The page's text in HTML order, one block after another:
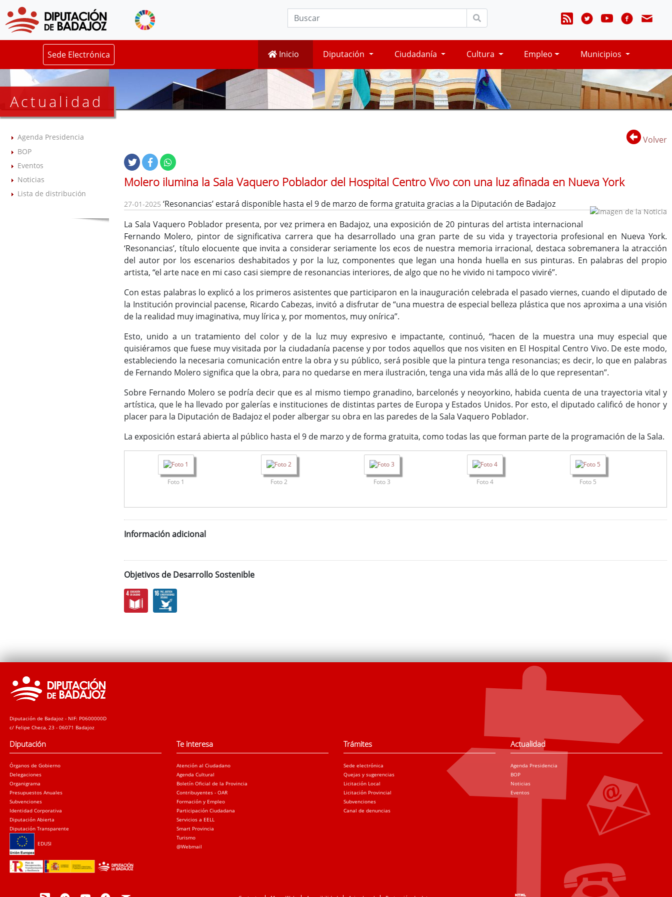
Sede Electrónica Inicio Diputación Ciudadanía Cultura Empleo Municipios
Actualidad
Agenda Presidencia
BOP
Eventos
Noticias
Lista de distribución
Volver
Molero ilumina la Sala Vaquero Poblador del Hospital Centro Vivo con una luz afinada en Nueva York
27-01-2025 ‘Resonancias’ estará disponible hasta el 9 de marzo de forma gratuita gracias a la Diputación de Badajoz
La Sala Vaquero Poblador presenta, por vez primera en Badajoz, una exposición de 20 pinturas del artista internacional
Fernando Molero, pintor de significativa carrera que ha desarrollado una gran parte de su vida y trayectoria profesional en Nueva York.
‘Resonancias’, título elocuente que invita a considerar seriamente los ecos de nuestra memoria irracional, destaca sobremanera la atracción
del autor por los escenarios deshabitados y por la luz, componentes que legan una honda huella en sus pinturas. En palabras del propio
artista, “el arte nace en mi caso casi siempre de resonancias interiores, de algo que no he vivido ni tampoco viviré”.
Con estas palabras lo explicó a los primeros asistentes que participaron en la inauguración celebrada el pasado viernes, cuando el diputado de
la Institución provincial pacense, Ricardo Cabezas, invitó a disfrutar de “una muestra de especial belleza plástica que nos aproxima a una visión
de la realidad muy imaginativa, muy lírica y, por momentos, muy onírica”.
Esto, unido a un tratamiento del color y de la luz muy expresivo e impactante, continuó, “hacen de la muestra una muy especial que
quisiéramos que fuese muy visitada por la ciudadanía pacense y por todos aquellos que nos visiten en El Hospital Centro Vivo. De este modo,
estableciendo la necesaria comunicación entre la obra y su público, será posible que la pintura tenga resonancias; es decir, lo que en palabras
de Fernando Molero significa que la obra, para no quedarse en mera ilustración, tenga una vida más allá de lo que representan”.
Sobre Fernando Molero se podría decir que es al mismo tiempo granadino, barcelonés y neoyorkino, habida cuenta de una trayectoria vital y
artística, que le ha llevado por galerías e instituciones de distintas partes de Europa y Estados Unidos. Por esto, el diputado calificó de honor y
placer para la Diputación de Badajoz el poder albergar su obra en las paredes de la Sala Vaquero Poblador.
La exposición estará abierta al público hasta el 9 de marzo y de forma gratuita, como todas las que forman parte de la programación de la Sala.
Foto 1 Foto 2 Foto 3 Foto 4 Foto 5
Información adicional
Objetivos de Desarrollo Sostenible
Diputación de Badajoz - NIF: P0600000D
c/ Felipe Checa, 23 - 06071 Badajoz
Diputación
Órganos de Gobierno
Delegaciones
Organigrama
Presupuestos Anuales
Subvenciones
Identidad Corporativa
Diputación Abierta
Diputación Transparente
EDUSI
Te interesa
Atención al Ciudadano
Agenda Cultural
Boletín Oficial de la Provincia
Contribuyentes - OAR
Formación y Empleo
Participación Ciudadana
Servicios a EELL
Smart Provincia
Turismo
@Webmail
Trámites
Sede electrónica
Quejas y sugerencias
Licitación Local
Licitación Provincial
Subvenciones
Canal de denuncias
Actualidad
Agenda Presidencia
BOP
Noticias
Eventos